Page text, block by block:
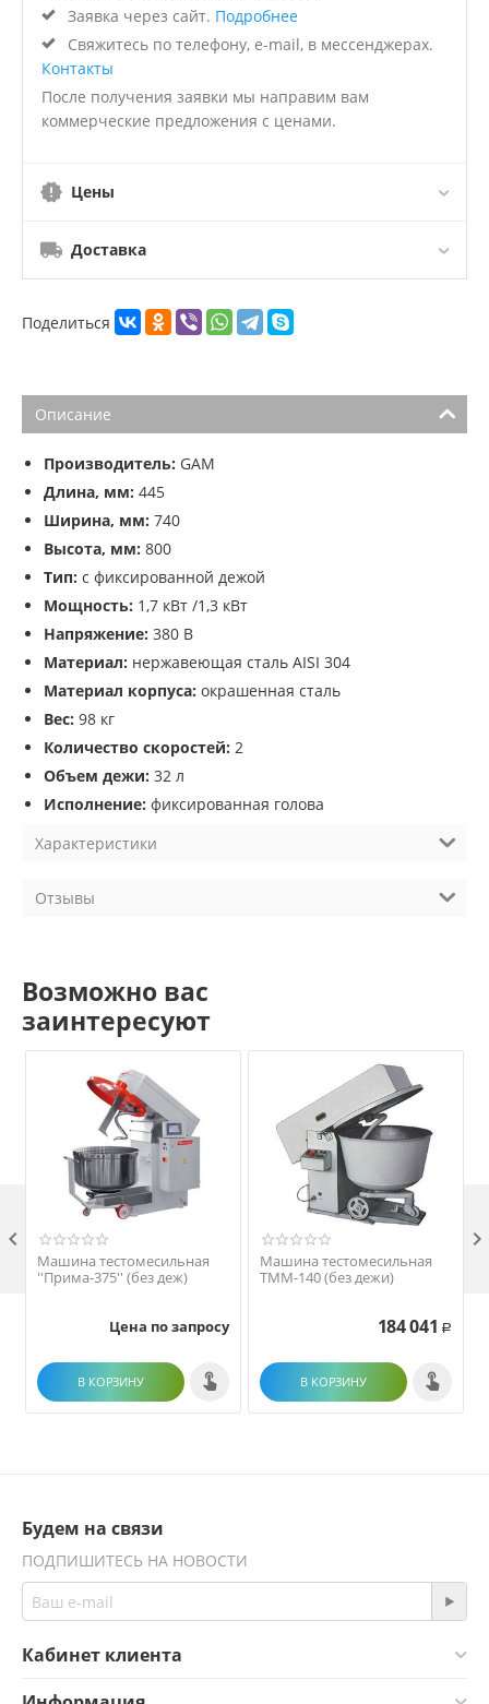
Заявка через сайт. Подробнее
Свяжитесь по телефону, e-mail, в мессенджерах.
Контакты
После получения заявки мы направим вам
коммерческие предложения с ценами.
Цены
Доставка
Поделиться
Описание
Производитель: GAM
Длина, мм: 445
Ширина, мм: 740
Высота, мм: 800
Тип: с фиксированной дежой
Мощность: 1,7 кВт /1,3 кВт
Напряжение: 380 В
Материал: нержавеющая сталь AISI 304
Материал корпуса: окрашенная сталь
Вес: 98 кг
Количество скоростей: 2
Объем дежи: 32 л
Исполнение: фиксированная голова
Характеристики
Отзывы
Возможно вас
заинтересуют
Машина тестомесильная
''Прима-375'' (без деж)
Цена по запросу
В КОРЗИНУ
Машина тестомесильная
ТММ-140 (без дежи)
184 041 Р
В КОРЗИНУ
 
Будем на связи
ПОДПИШИТЕСЬ НА НОВОСТИ
Кабинет клиента